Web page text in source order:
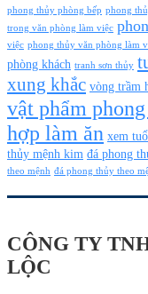
phong thủy phòng bếp phong
trong văn phòng làm việc
việc phong thủy văn phòng làm
phòng khách tranh sơn thủy
xung khắc vòng trầm
vật phẩm
hợp làm ăn xem
thủy mệnh kim đá phong
theo mệnh đá phong thủy theo
CÔNG TY
LỘC